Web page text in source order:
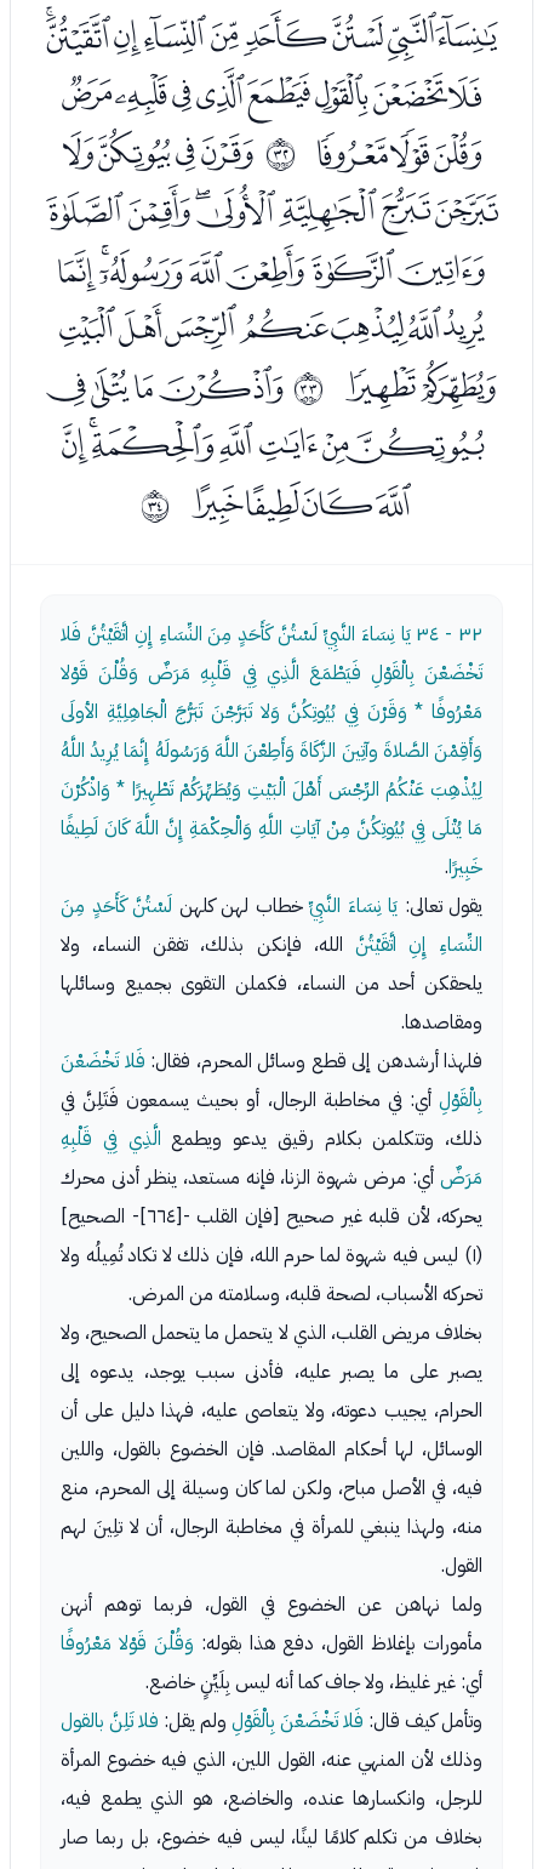
ﭡﭢﭣﭤﭥﭦﭧﭨﭩ
ﭪﭫﭬﭭﭮﭯﭰﭱ
ﭲﭳﭴ ﰟ ﭶﭷﭸﭹ
ﭺﭻﭼﭽﭾﭿﮀ
ﮁﮂﮃﮄﮅﮆﮇ
ﮈﮉﮊﮋﮌﮍﮎ
ﮏﮐ ﰠﮒﮓﮔﮕ
ﮖﮗﮘﮙﮚﮛﮜ
ﮝﮞﮟﮠ ﰡ
٣٢ - ٣٤
يَا نِسَاءَ النَّبِيِّ لَسْتُنَّ كَأَحَدٍ مِنَ النِّسَاءِ إِنِ اتَّقَيْتُنَّ فَلا
تَخْضَعْنَ بِالْقَوْلِ فَيَطْمَعَ الَّذِي فِي قَلْبِهِ مَرَضٌ وَقُلْنَ قَوْلا
مَعْرُوفًا * وَقَرْنَ فِي بُيُوتِكُنَّ وَلا تَبَرَّجْنَ تَبَرُّجَ الْجَاهِلِيَّةِ الأولَى
وَأَقِمْنَ الصَّلاةَ وآتِينَ الزَّكَاةَ وَأَطِعْنَ اللَّهَ وَرَسُولَهُ إِنَّمَا يُرِيدُ اللَّهُ
لِيُذْهِبَ عَنْكُمُ الرِّجْسَ أَهْلَ الْبَيْتِ وَيُطَهِّرَكُمْ تَطْهِيرًا * وَاذْكُرْنَ
مَا يُتْلَى فِي بُيُوتِكُنَّ مِنْ آيَاتِ اللَّهِ وَالْحِكْمَةِ إِنَّ اللَّهَ كَانَ لَطِيفًا
خَبِيرًا.
يقول تعالى: يَا نِسَاءَ النَّبِيِّخطاب لهن كلهن لَسْتُنَّ كَأَحَدٍ مِنَ
النِّسَاءِ إِنِ اتَّقَيْتُنَّ الله، فإنكن بذلك، تفقن النساء، ولا
يلحقكن أحد من النساء، فكملن التقوى بجميع وسائلها
ومقاصدها.
فلهذا أرشدهن إلى قطع وسائل المحرم، فقال: فَلا تَخْضَعْنَ
بِالْقَوْلِ أي: في مخاطبة الرجال، أو بحيث يسمعون فَتَلِنَّ في
ذلك، وتتكلمن بكلام رقيق يدعو ويطمع الَّذِي فِي قَلْبِهِ
مَرَضٌ أي: مرض شهوة الزنا، فإنه مستعد، ينظر أدنى محرك
يحركه، لأن قلبه غير صحيح [فإن القلب -[٦٦٤]- الصحيح]
(١) ليس فيه شهوة لما حرم الله، فإن ذلك لا تكاد تُمِيلُه ولا
تحركه الأسباب، لصحة قلبه، وسلامته من المرض.
بخلاف مريض القلب، الذي لا يتحمل ما يتحمل الصحيح، ولا
يصبر على ما يصبر عليه، فأدنى سبب يوجد، يدعوه إلى
الحرام، يجيب دعوته، ولا يتعاصى عليه، فهذا دليل على أن
الوسائل، لها أحكام المقاصد. فإن الخضوع بالقول، واللين
فيه، في الأصل مباح، ولكن لما كان وسيلة إلى المحرم، منع
منه، ولهذا ينبغي للمرأة في مخاطبة الرجال، أن لا تلِينَ لهم
القول.
ولما نهاهن عن الخضوع في القول، فربما توهم أنهن
مأمورات بإغلاظ القول، دفع هذا بقوله: وَقُلْنَ قَوْلا مَعْرُوفًا
أي: غير غليظ، ولا جاف كما أنه ليس بِلَيِّنٍ خاضع.
وتأمل كيف قال: فَلا تَخْضَعْنَ بِالْقَوْلِ ولم يقل: فلا تَلِنَّ بالقول
وذلك لأن المنهي عنه، القول اللين، الذي فيه خضوع المرأة
للرجل، وانكسارها عنده، والخاضع، هو الذي يطمع فيه،
بخلاف من تكلم كلامًا لينًا، ليس فيه خضوع، بل ربما صار